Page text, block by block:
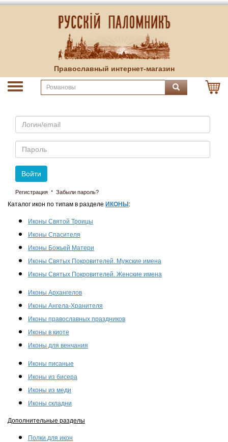
Православный интернет-магазин
Email
Пароль
Войти
Регистрация · Забыли пароль?
Каталог икон по типам в разделе ИКОНЫ :
Иконы Святой Троицы
Иконы Спасителя
Иконы Божьей Матери
Иконы Святых Покровителей. Мужские имена
Иконы Святых Покровителей. Женские имена
Иконы Архангелов
Иконы Ангела-Хранителя
Иконы православных праздников
Иконы в киоте
Иконы для венчания
Иконы писаные
Иконы из бисера
Иконы из меди
Иконы складни
Дополнительные разделы
Полки для икон